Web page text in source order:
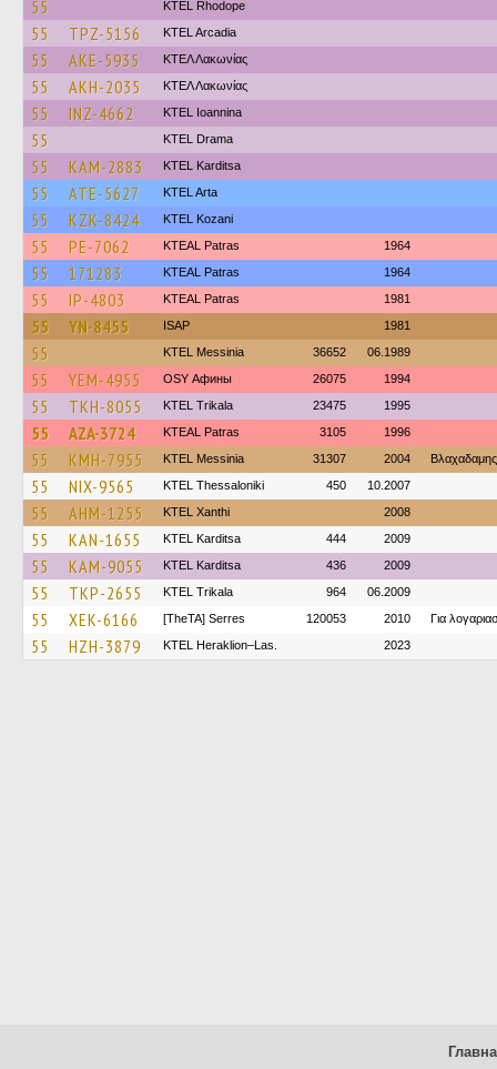
55 KTEL Rhodope
55 TPZ-5156 KTEL Arcadia
55 AKE-5935 ΚΤΕΛ Λακωνίας
55 AKH-2035 ΚΤΕΛ Λακωνίας
55 INZ-4662 KTEL Ioannina
55 KTEL Drama
55 KAM-2883 ΚΤΕL Karditsa
55 ATE-5627 KTEL Arta
55 KZK-8424 ΚΤΕL Kozani
55 PE-7062 KTEAL Patras 1964
55 171283 KTEAL Patras 1964
55 IP-4803 KTEAL Patras 1981
55 YN-8455 ISAP 1981
55 KTEL Messinia 36652 06.1989
55 YEM-4955 OSY Афины 26075 1994
55 TKH-8055 ΚΤΕL Τrikala 23475 1995
55 AZA-3724 KTEAL Patras 3105 1996
55 KMH-7955 KTEL Messinia 31307 2004
55 NIX-9565 KTEL Thessaloniki 450 10.2007
55 AHM-1255 KTEL Xanthi 2008
55 KAN-1655 ΚΤΕL Karditsa 444 2009
55 KAM-9055 ΚΤΕL Karditsa 436 2009
55 TKP-2655 ΚΤΕL Τrikala 964 06.2009
55 XEK-6166 [TheTA] Serres 120053 2010 Για
55 HZH-3879 KTEL Heraklion–Las. 2023